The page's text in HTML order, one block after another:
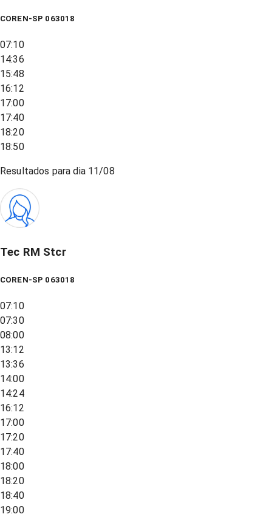
COREN-SP 063018
07:10
14:36
15:48
16:12
17:00
17:40
18:20
18:50
Resultados para dia 11/08
Tec RM Stcr
COREN-SP 063018
07:10
07:30
08:00
13:12
13:36
14:00
14:24
16:12
17:00
17:20
17:40
18:00
18:20
18:40
19:00